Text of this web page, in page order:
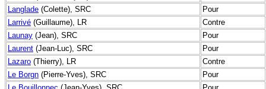
Langlade (Colette), SRC
Pour
Larrivé (Guillaume), LR
Contre
Launay (Jean), SRC
Pour
Laurent (Jean-Luc), SRC
Pour
Lazaro (Thierry), LR
Contre
Le Borgn (Pierre-Yves), SRC
Pour